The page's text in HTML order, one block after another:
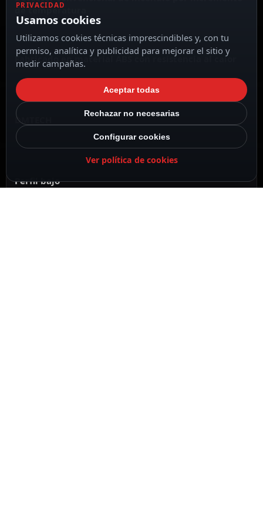
de temperatura
Fabricado en material ABS con resistencia al calor
DMTECH
Perfil bajo
PRIVACIDAD
Usamos cookies
Utilizamos cookies técnicas imprescindibles y, con tu
permiso, analítica y publicidad para mejorar el sitio y
medir campañas.
Aceptar todas
Rechazar no necesarias
Configurar cookies
Ver política de cookies